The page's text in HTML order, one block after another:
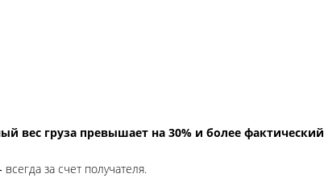
вес груза превышает на 30% и более фактический
всегда за счет получателя.